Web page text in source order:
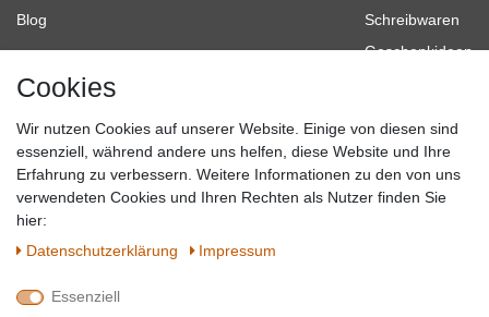
Blog
Schreibwaren
Geschenkideen
Topmarken
SICHER EINKAUFEN
QUALITÄT
WIR AKZEPTIEREN
Cookies
Wir nutzen Cookies auf unserer Website. Einige von diesen sind
essenziell, während andere uns helfen, diese Website und Ihre
Erfahrung zu verbessern. Weitere Informationen zu den von uns
verwendeten Cookies und Ihren Rechten als Nutzer finden Sie
hier:
Daten­schutz­erklärung
Impressum
Essenziell